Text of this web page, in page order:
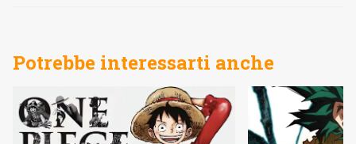
Potrebbe interessarti anche